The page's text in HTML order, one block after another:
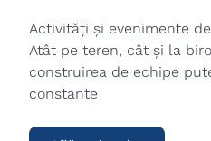
Activități și evenimente
Atât pe teren, cât și la
construirea de echipe
constante